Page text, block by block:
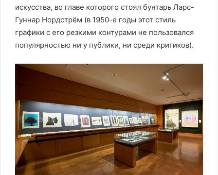
искусства, во главе которого стоял бунтарь Ларс-
Гуннар Нордстрём (в 1950-е годы этот стиль
графики с его резкими контурами не пользовался
популярностью ни у публики, ни среди критиков).